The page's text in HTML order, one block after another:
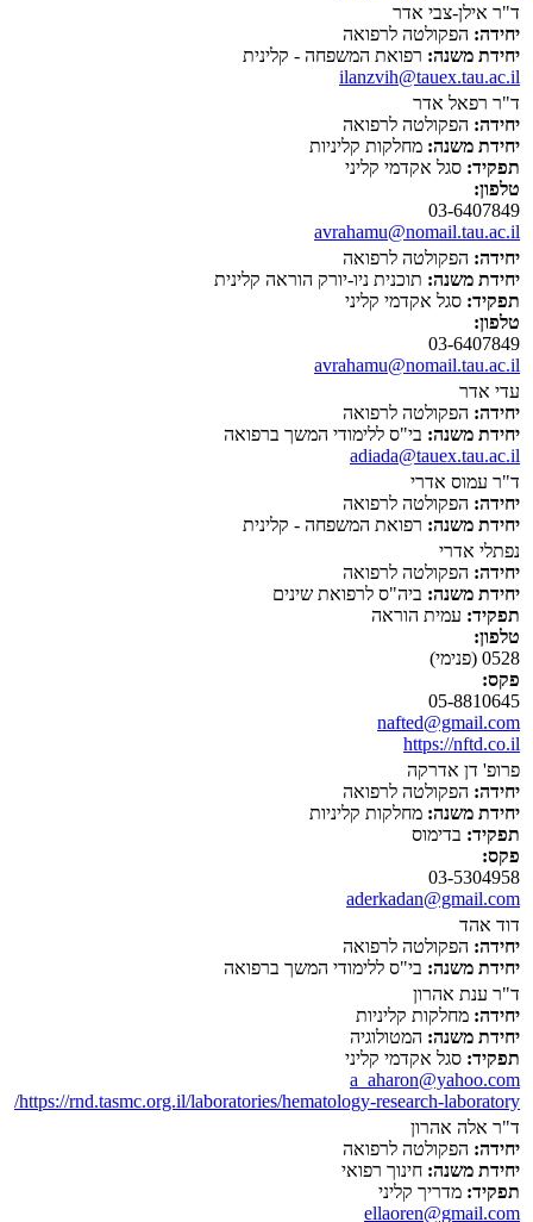
ד"ר אילן-צבי אדר
יחידה: הפקולטה לרפואה
יחידת משנה: רפואת המשפחה - קלינית
ilanzvih@tauex.tau.ac.il
ד"ר רפאל אדר
יחידה: הפקולטה לרפואה
יחידת משנה: מחלקות קליניות
תפקיד: סגל אקדמי קליני
טלפון:
03-6407849
avrahamu@nomail.tau.ac.il
יחידה: הפקולטה לרפואה
יחידת משנה: תוכנית ניו-יורק הוראה קלינית
תפקיד: סגל אקדמי קליני
טלפון:
03-6407849
avrahamu@nomail.tau.ac.il
עדי אדר
יחידה: הפקולטה לרפואה
יחידת משנה: בי"ס ללימודי המשך ברפואה
adiada@tauex.tau.ac.il
ד"ר עמוס אדרי
יחידה: הפקולטה לרפואה
יחידת משנה: רפואת המשפחה - קלינית
נפתלי אדרי
יחידה: הפקולטה לרפואה
יחידת משנה: ביה"ס לרפואת שינים
תפקיד: עמית הוראה
טלפון:
0528 (פנימי)
פקס:
05-8810645
nafted@gmail.com
https://nftd.co.il
פרופ' דן אדרקה
יחידה: הפקולטה לרפואה
יחידת משנה: מחלקות קליניות
תפקיד: בדימוס
פקס:
03-5304958
aderkadan@gmail.com
דוד אהד
יחידה: הפקולטה לרפואה
יחידת משנה: בי"ס ללימודי המשך ברפואה
ד"ר ענת אהרון
יחידה: מחלקות קליניות
יחידת משנה: המטולוגיה
תפקיד: סגל אקדמי קליני
a_aharon@yahoo.com
https://rnd.tasmc.org.il/laboratories/hematology-research-laboratory/
ד"ר אלה אהרון
יחידה: הפקולטה לרפואה
יחידת משנה: חינוך רפואי
תפקיד: מדריך קליני
ellaoren@gmail.com